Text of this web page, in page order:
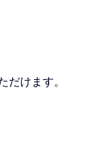
けます。